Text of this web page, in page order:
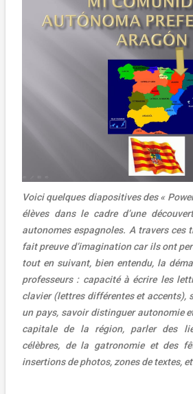
Voici quelques diapositives des «
élèves dans le cadre d’une
autonomes espagnoles. A travers ces
fait preuve d’imagination car ils ont
tout en suivant, bien entendu, la
professeurs : capacité à écrire les
clavier (lettres différentes et accents),
un pays, savoir distinguer autonomie
capitale de la région, parler des
célèbres, de la gatronomie et des
insertions de photos, zones de textes,